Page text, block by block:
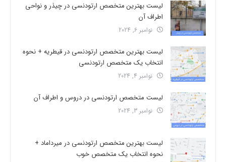
لیست بهترین متخصص ارتودنسی در چیذر و نواحی
اطراف آن
نوامبر 6, 2024
لیست بهترین متخصص ارتودنسی در قیطریه + نحوه
انتخاب یک متخصص ارتودنسی
نوامبر 4, 2024
لیست متخصص ارتودنسی در دروس و اطراف آن
نوامبر 3, 2024
لیست بهترین متخصص ارتودنسی در میرداماد +
نحوه انتخاب یک متخصص خوب